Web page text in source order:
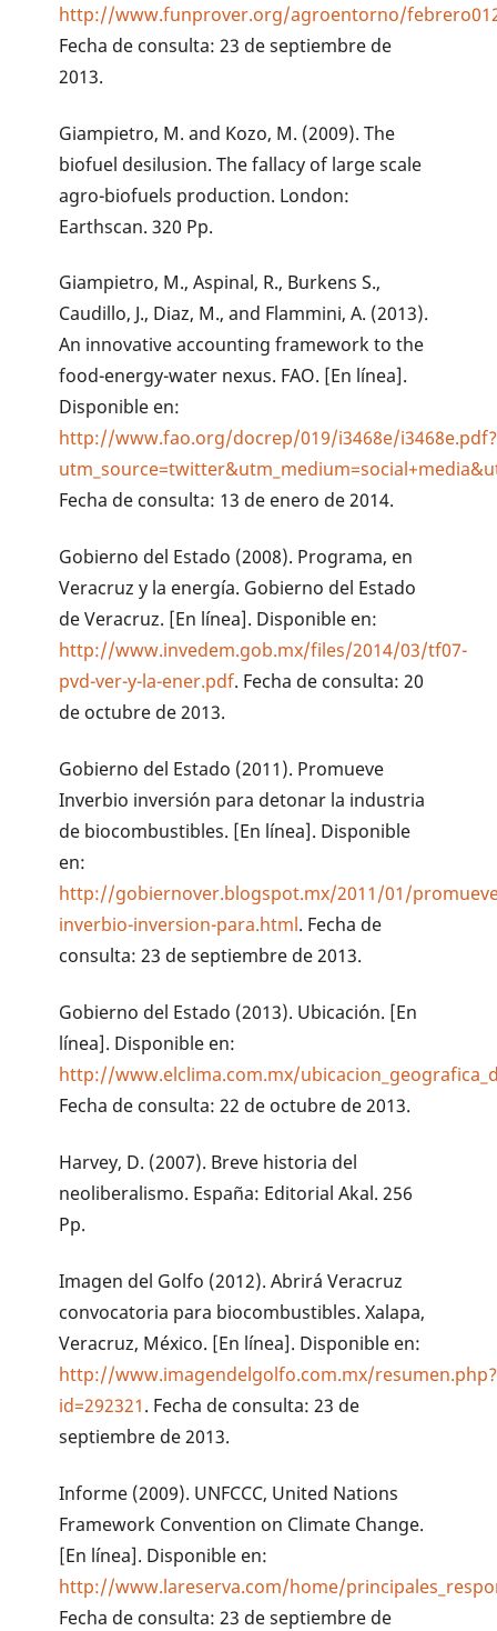
http://www.funprover.org/agroentorno/
Fecha de consulta: 23 de septiembre de
2013.
Giampietro, M. and Kozo, M. (2009). The
biofuel desilusion. The fallacy of large scale
agro-biofuels production. London:
Earthscan. 320 Pp.
Giampietro, M., Aspinal, R., Burkens S.,
Caudillo, J., Diaz, M., and Flammini, A. (2013).
An innovative accounting framework to the
food-energy-water nexus. FAO. [En línea].
Disponible en:
http://www.fao.org/docrep/019/i3468e/i3468e.pdf?
Fecha de consulta: 13 de enero de 2014.
Gobierno del Estado (2008). Programa, en
Veracruz y la energía. Gobierno del Estado
de Veracruz. [En línea]. Disponible en:
http://www.invedem.gob.mx/files/2014/03/tf07-
pvd-ver-y-la-ener.pdf. Fecha de consulta: 20
de octubre de 2013.
Gobierno del Estado (2011). Promueve
Inverbio inversión para detonar la industria
de biocombustibles. [En línea]. Disponible
en:
http://gobiernover.blogspot.mx/2011/01/
inverbio-inversion-para.html. Fecha de
consulta: 23 de septiembre de 2013.
Gobierno del Estado (2013). Ubicación. [En
línea]. Disponible en:
http://www.elclima.com.mx/
Fecha de consulta: 22 de octubre de 2013.
Harvey, D. (2007). Breve historia del
neoliberalismo. España: Editorial Akal. 256
Pp.
Imagen del Golfo (2012). Abrirá Veracruz
convocatoria para biocombustibles. Xalapa,
Veracruz, México. [En línea]. Disponible en:
http://www.imagendelgolfo.com.mx/resumen.php?
id=292321. Fecha de consulta: 23 de
septiembre de 2013.
Informe (2009). UNFCCC, United Nations
Framework Convention on Climate Change.
[En línea]. Disponible en:
http://www.lareserva.com/home/
Fecha de consulta: 23 de septiembre de